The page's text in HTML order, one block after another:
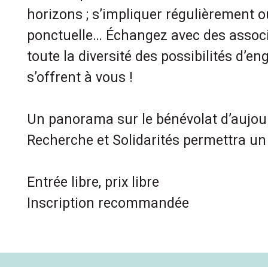
horizons ; s’impliquer régulièrement
ponctuelle… Échangez avec des
toute la diversité des possibilités
s’offrent à vous !
Un panorama sur le bénévolat
Recherche et Solidarités permettra
Entrée libre, prix libre
Inscription recommandée